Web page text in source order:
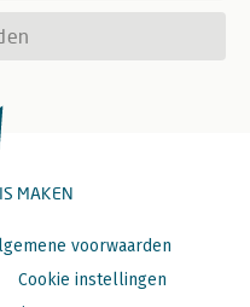
MAKEN
voorwaarden
Cookie instellingen